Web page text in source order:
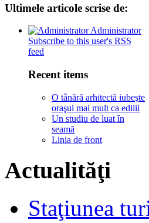
Ultimele articole scrise de:
Administrator
Subscribe to this user's RSS
feed
Recent items
O tânără arhitectă iubeşte
oraşul mai mult ca edilii
Un studiu de luat în
seamă
Linia de front
Actualităţi
Staţiunea